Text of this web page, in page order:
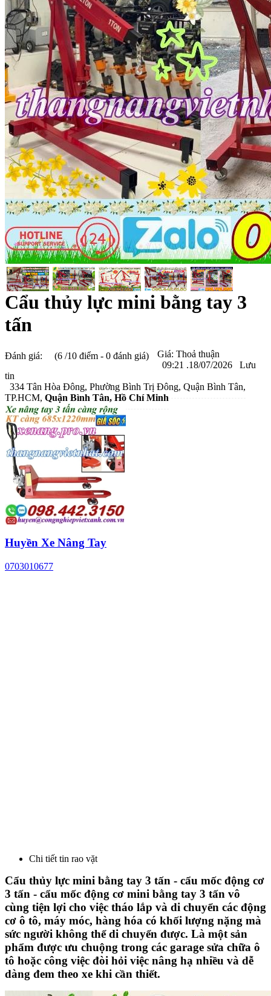
Cẩu thủy lực mini bằng tay 3
tấn
Đánh giá: (6 /10 điểm - 0 đánh giá) Giá: Thoả thuận
09:21 .18/07/2026
Lưu
tin
334 Tân Hòa Đông, Phường Bình Trị Đông, Quận Bình Tân,
TP.HCM, Quận Bình Tân, Hồ Chí Minh
Huyền Xe Nâng Tay
0703010677
Chi tiết tin rao vặt
Cẩu thủy lực mini bằng tay 3 tấn - cẩu mốc động cơ
3 tấn - cẩu mốc động cơ mini bằng tay 3 tấn vô
cùng tiện lợi cho việc tháo lắp và di chuyển các động
cơ ô tô, máy móc, hàng hóa có khối lượng nặng mà
sức người không thể di chuyển được. Là một sản
phẩm được ưu chuộng trong các garage sửa chữa ô
tô hoặc công việc đòi hỏi việc nâng hạ nhiều và dễ
dàng đem theo xe khi cần thiết.